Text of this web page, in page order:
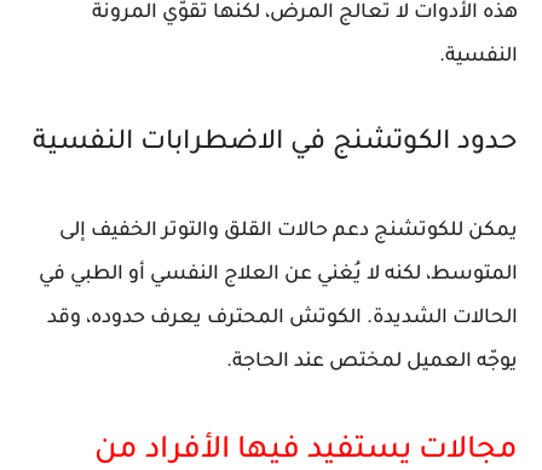
هذه الأدوات لا تعالج المرض، لكنها تقوّي المرونة
النفسية.
حدود الكوتشنج في الاضطرابات النفسية
يمكن للكوتشنج دعم حالات القلق والتوتر الخفيف إلى
المتوسط، لكنه لا يُغني عن العلاج النفسي أو الطبي في
الحالات الشديدة. الكوتش المحترف يعرف حدوده، وقد
يوجّه العميل لمختص عند الحاجة.
مجالات يستفيد فيها الأفراد من